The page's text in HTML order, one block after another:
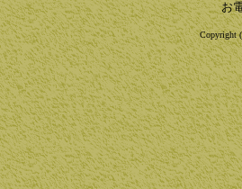
お
Copyright